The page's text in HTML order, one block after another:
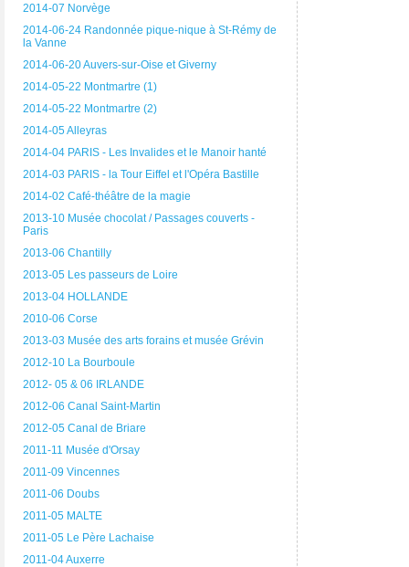
2014-07 Norvège
2014-06-24 Randonnée pique-nique à St-Rémy de
la Vanne
2014-06-20 Auvers-sur-Oise et Giverny
2014-05-22 Montmartre (1)
2014-05-22 Montmartre (2)
2014-05 Alleyras
2014-04 PARIS - Les Invalides et le Manoir hanté
2014-03 PARIS - la Tour Eiffel et l'Opéra Bastille
2014-02 Café-théâtre de la magie
2013-10 Musée chocolat / Passages couverts -
Paris
2013-06 Chantilly
2013-05 Les passeurs de Loire
2013-04 HOLLANDE
2010-06 Corse
2013-03 Musée des arts forains et musée Grévin
2012-10 La Bourboule
2012- 05 & 06 IRLANDE
2012-06 Canal Saint-Martin
2012-05 Canal de Briare
2011-11 Musée d'Orsay
2011-09 Vincennes
2011-06 Doubs
2011-05 MALTE
2011-05 Le Père Lachaise
2011-04 Auxerre